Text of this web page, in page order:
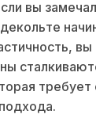
вы
вы
требует